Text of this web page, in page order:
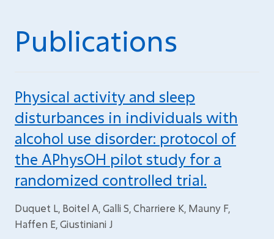
Publications
Physical activity and sleep
disturbances in individuals with
alcohol use disorder: protocol of
the APhysOH pilot study for a
randomized controlled trial.
Duquet L, Boitel A, Galli S, Charriere K, Mauny F,
Haffen E, Giustiniani J